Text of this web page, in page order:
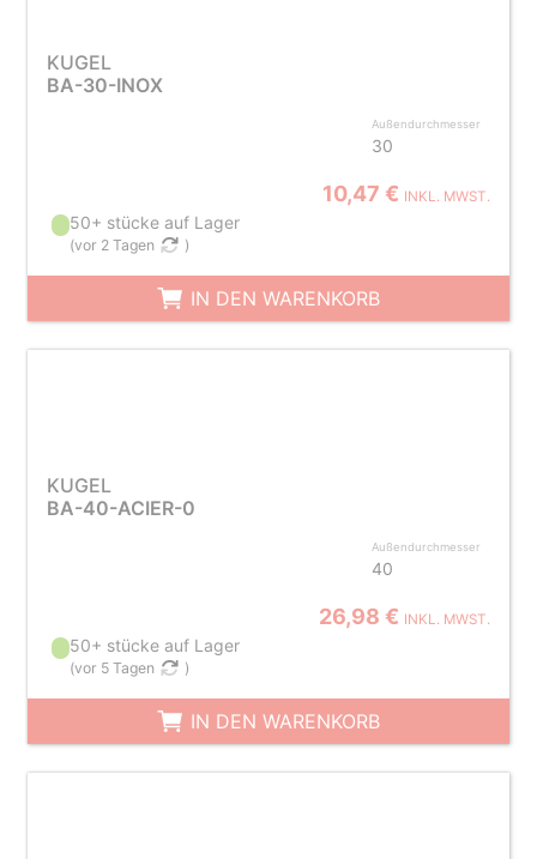
KUGEL
BA-30-INOX
Außendurchmesser
30
10,47 € INKL. MWST.
50+ stücke auf Lager
(vor 2 Tagen )
IN DEN WARENKORB
KUGEL
BA-40-ACIER-0
Außendurchmesser
40
26,98 € INKL. MWST.
50+ stücke auf Lager
(vor 5 Tagen )
IN DEN WARENKORB